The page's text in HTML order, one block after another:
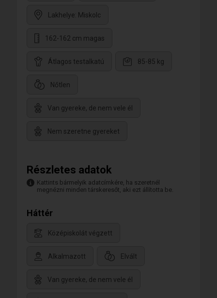
Lakhelye: Miskolc
162-162 cm magas
Átlagos testalkatú 85-85 kg
Nőtlen
Van gyereke, de nem vele él
Nem szeretne gyereket
Részletes adatok
Kattints bármelyik adatcímkére, ha szeretnél
megnézni minden társkeresőt, aki ezt állította be.
Háttér
Középiskolát végzett
Alkalmazott Elvált
Van gyereke, de nem vele él